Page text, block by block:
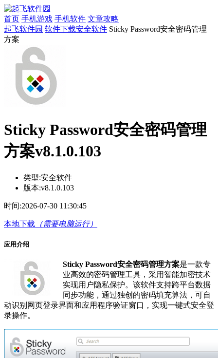
首页 手机游戏 手机软件 文章攻略
起飞软件园 软件下载安全软件 Sticky Password安全密码管理
方案
Sticky Password安全密码管理
方案v8.1.0.103
类型:安全软件
版本:v8.1.0.103
时间:2026-07-30 11:30:45
本地下载 （需要电脑运行）
应用介绍
Sticky Password安全密码管理方案是一款专
业高效的密码管理工具，采用智能加密技术
实现用户隐私保护。该软件支持跨平台数据
同步功能，通过独创的密码填充算法，可自
动识别网页登录界面和应用程序验证窗口，实现一键式安全登
录操作。